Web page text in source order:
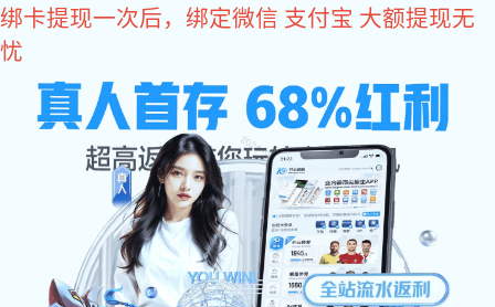
红桃国际
红桃国际化工期待与您合作
作为一家专业的化学品公司，红桃国际注重产、学、研相结合，
为化纤、印染、电子、塑料、皮革、橡胶、日化等行业研发创新
性产品和解决方案！
产品搜索: